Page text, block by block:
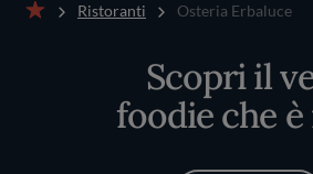
Ristoranti Osteria Erbaluce
Scopri il
foodie che